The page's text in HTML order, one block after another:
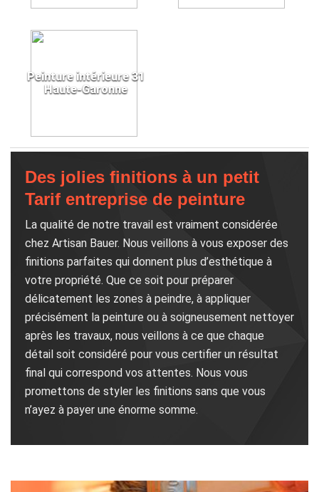
Peinture intérieure 31
Haute-Garonne
Des jolies finitions à un petit
Tarif entreprise de peinture
La qualité de notre travail est vraiment considérée
chez Artisan Bauer. Nous veillons à vous exposer des
finitions parfaites qui donnent plus d’esthétique à
votre propriété. Que ce soit pour préparer
délicatement les zones à peindre, à appliquer
précisément la peinture ou à soigneusement nettoyer
après les travaux, nous veillons à ce que chaque
détail soit considéré pour vous certifier un résultat
final qui correspond vos attentes. Nous vous
promettons de styler les finitions sans que vous
n’ayez à payer une énorme somme.